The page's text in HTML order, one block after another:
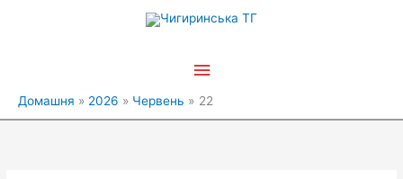
Головне
Домашня 2026 Червень 22